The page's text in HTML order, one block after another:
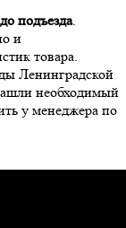
подъезда.
и
товара.
Ленинградской
необходимый
у менеджера по